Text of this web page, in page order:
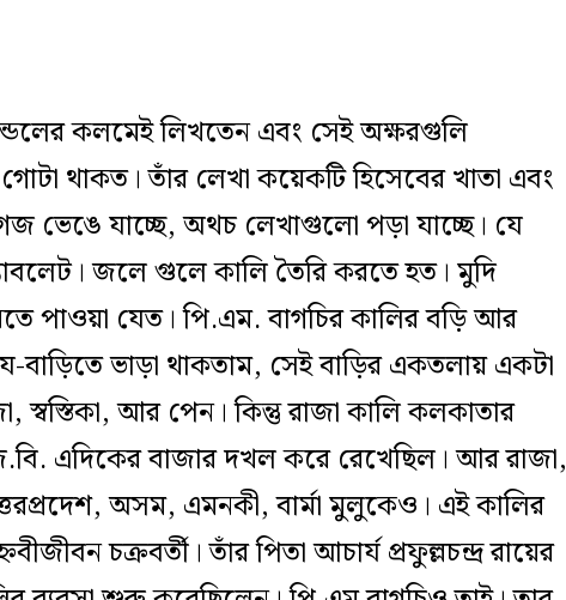
কলমেই লিখতেন এবং সেই অক্ষরগুলি
থাকত। তাঁর লেখা কয়েকটি হিসেবের খাতা এবং
ভেঙে যাচ্ছে, অথচ লেখাগুলো পড়া যাচ্ছে। যে
জলে গুলে কালি তৈরি করতে হত। মুদি
পাওয়া যেত। পি.এম. বাগচির কালির বড়ি আর
বাড়িতে ভাড়া থাকতাম, সেই বাড়ির একতলায় একটা
স্বস্তিকা, আর পেন।কিন্তু রাজা কালি কলকাতার
এদিকের বাজার দখল করে রেখেছিল। আর রাজা,
অসম, এমনকী, বার্মা মুলুকেও। এই কালির
চক্রবর্তী। তাঁর পিতা আচার্য প্রফুল্লচন্দ্র রায়ের